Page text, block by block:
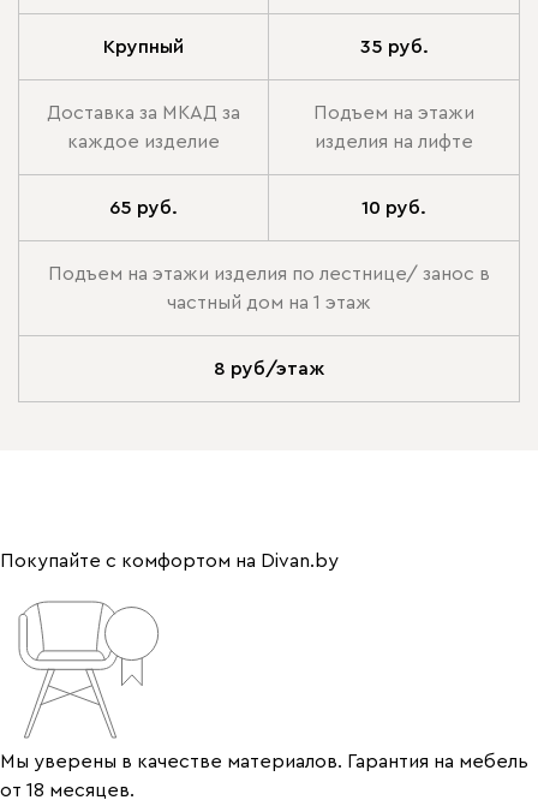
Крупный 35 руб.
Доставка за МКАД за
каждое изделие
Подъем на этажи
изделия на лифте
65 руб. 10 руб.
Подъем на этажи изделия по лестнице/ занос в
частный дом на 1 этаж
8 руб/этаж
Покупайте с комфортом на Divan.by
Мы уверены в качестве материалов. Гарантия на мебель
от 18 месяцев.